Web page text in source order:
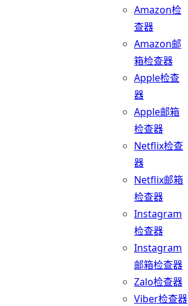
Amazon检
查器
Amazon邮
箱检查器
Apple检查
器
Apple邮箱
检查器
Netflix检查
器
Netflix邮箱
检查器
Instagram
检查器
Instagram
邮箱检查器
Zalo检查器
Viber检查器